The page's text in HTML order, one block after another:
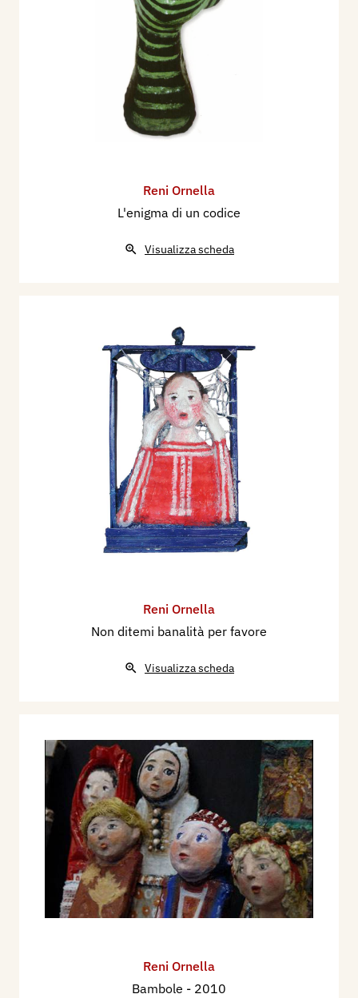
Reni Ornella
L'enigma di un codice
Visualizza scheda
Reni Ornella
Non ditemi banalità per favore
Visualizza scheda
Reni Ornella
Bambole - 2010